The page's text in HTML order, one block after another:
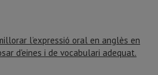
l’expressió oral en anglès en
d'eines i de vocabulari adequat.